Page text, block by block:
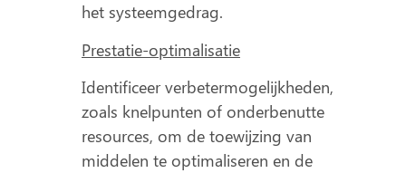
het systeemgedrag.
Prestatie-optimalisatie
Identificeer verbetermogelijkheden,
zoals knelpunten of onderbenutte
resources, om de toewijzing van
middelen te optimaliseren en de